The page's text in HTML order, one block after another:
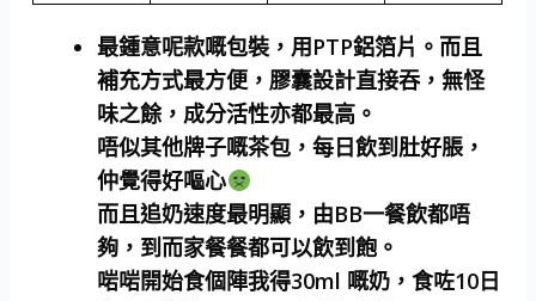
最鍾意呢款嘅包裝，用PTP鋁箔片。而且
補充方式最方便，膠囊設計直接吞，無怪
味之餘，成分活性亦都最高。
唔似其他牌子嘅茶包，每日飲到肚好脹，
仲覺得好嘔心
而且追奶速度最明顯，由BB一餐飲都唔
夠，到而家餐餐都可以飲到飽。
啱啱開始食個陣我得30ml 嘅奶，食咗10日